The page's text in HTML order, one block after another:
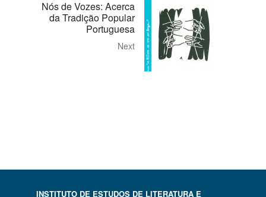
Nós de Vozes: Acerca
da Tradição Popular
Portuguesa
Next
INSTITUTO DE ESTUDOS DE LITERATURA E